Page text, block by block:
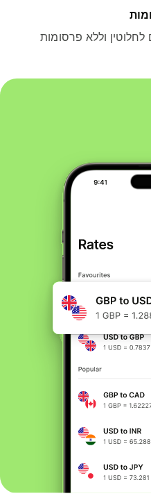
וללא פרסומות